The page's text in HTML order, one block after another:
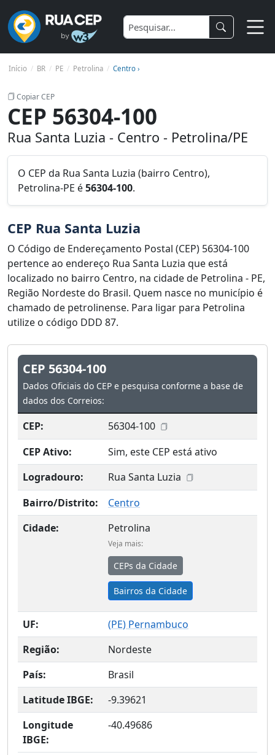
Início BR PE Petrolina Centro ›
Copiar CEP
CEP 56304-100
Rua Santa Luzia - Centro - Petrolina/PE
O CEP da Rua Santa Luzia (bairro Centro),
Petrolina-PE é56304-100.
CEP Rua Santa Luzia
O Código de Endereçamento Postal (CEP) 56304-100
pertence ao endereço Rua Santa Luzia que está
localizado no bairro Centro, na cidade de Petrolina - PE,
Região Nordeste do Brasil. Quem nasce no município é
chamado de petrolinense. Para ligar para Petrolina
utilize o código DDD 87.
CEP 56304-100
Dados Oficiais do CEP e pesquisa conforme a base de
dados dos Correios:
CEP:
56304-100
CEP Ativo:
Sim, este CEP está ativo
Logradouro:
Rua Santa Luzia
Bairro/Distrito:
Centro
Cidade:
Petrolina
Veja mais:
CEPs da Cidade
Bairros da Cidade
UF: (PE) Pernambuco
Região:
Nordeste
País:
Brasil
Latitude IBGE:
-9.39621
Longitude
IBGE:
-40.49686